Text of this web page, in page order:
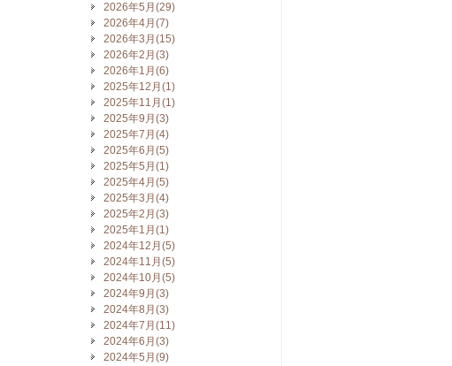
2026年5月(29)
2026年4月(7)
2026年3月(15)
2026年2月(3)
2026年1月(6)
2025年12月(1)
2025年11月(1)
2025年9月(3)
2025年7月(4)
2025年6月(5)
2025年5月(1)
2025年4月(5)
2025年3月(4)
2025年2月(3)
2025年1月(1)
2024年12月(5)
2024年11月(5)
2024年10月(5)
2024年9月(3)
2024年8月(3)
2024年7月(11)
2024年6月(3)
2024年5月(9)